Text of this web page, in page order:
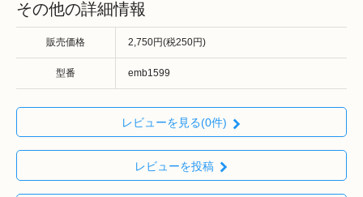
その他の詳細情報
販売価格 2,750円(税250円)
型番 emb1599
レビューを見る(0件)
レビューを投稿